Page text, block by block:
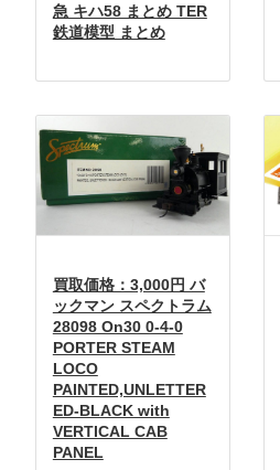
急 キハ58 まとめ TER
鉄道模型 まとめ
買取価格：3,000円 バ
ックマン スペクトラム
28098 On30 0-4-0
PORTER STEAM
LOCO
PAINTED,UNLETTER
ED-BLACK with
VERTICAL CAB
PANEL